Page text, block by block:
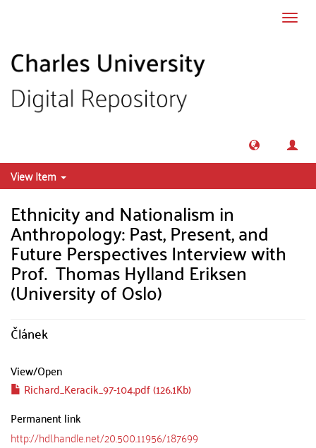
View Item
Ethnicity and Nationalism in
Anthropology: Past, Present, and
Future Perspectives Interview with
Prof. Thomas Hylland Eriksen
(University of Oslo)
Článek
View/Open
Richard_Keracik_97-104.pdf (126.1Kb)
Permanent link
http://hdl.handle.net/20.500.11956/187699